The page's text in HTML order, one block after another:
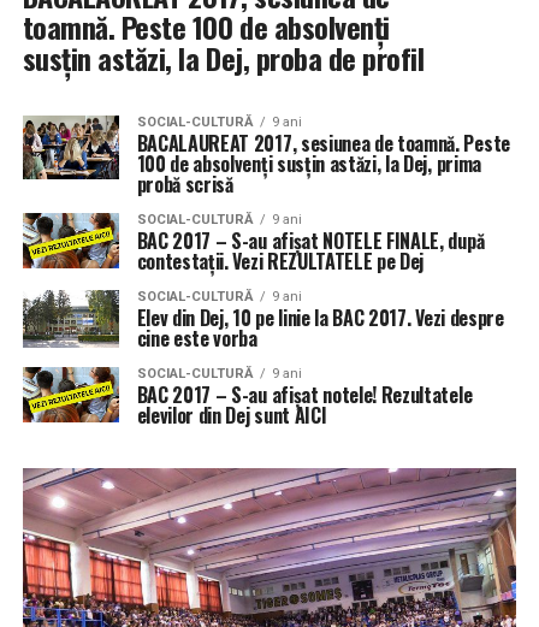
toamnă. Peste 100 de absolvenți
susțin astăzi, la Dej, proba de profil
SOCIAL-CULTURĂ 9 ani
BACALAUREAT 2017, sesiunea de toamnă. Peste
100 de absolvenți susțin astăzi, la Dej, prima
probă scrisă
SOCIAL-CULTURĂ 9 ani
BAC 2017 – S-au afișat NOTELE FINALE, după
contestații. Vezi REZULTATELE pe Dej
SOCIAL-CULTURĂ 9 ani
Elev din Dej, 10 pe linie la BAC 2017. Vezi despre
cine este vorba
SOCIAL-CULTURĂ 9 ani
BAC 2017 – S-au afișat notele! Rezultatele
elevilor din Dej sunt AICI